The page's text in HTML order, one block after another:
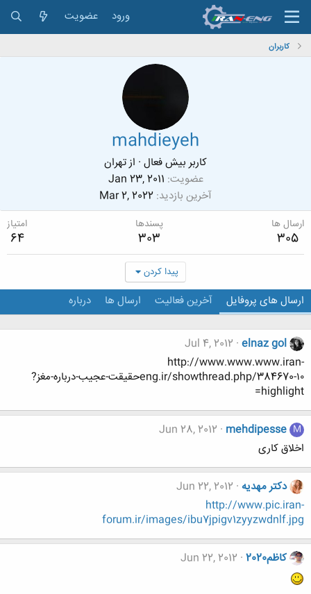
ورود عضویت
کاربران
mahdieyeh
کاربر بیش فعال · ازتهران
عضویت Jan 23, 2011
آخرین بازدید Mar 2, 2022
ارسال ها
305
پسندها
303
امتیاز
64
پیدا کردن
ارسال های پروفایل آخرین فعالیت ارسال ها درباره
elnaz gol
Jul 4, 2012
http://www.www.www.iran-
eng.ir/showthread.php/384670-۱۰حقیقت-عجیب-درباره-مغز?
highlight=
M
mehdipesse
Jun 28, 2012
اخلاق کاری
دکتر مهدیه Jun 22, 2012
http://www.pic.iran-
forum.ir/images/ibu7jpigv1zyyzwdnlf.jpg
کاظم2020 Jun 22, 2012